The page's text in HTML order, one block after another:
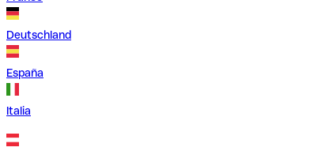
Deutschland
España
Italia